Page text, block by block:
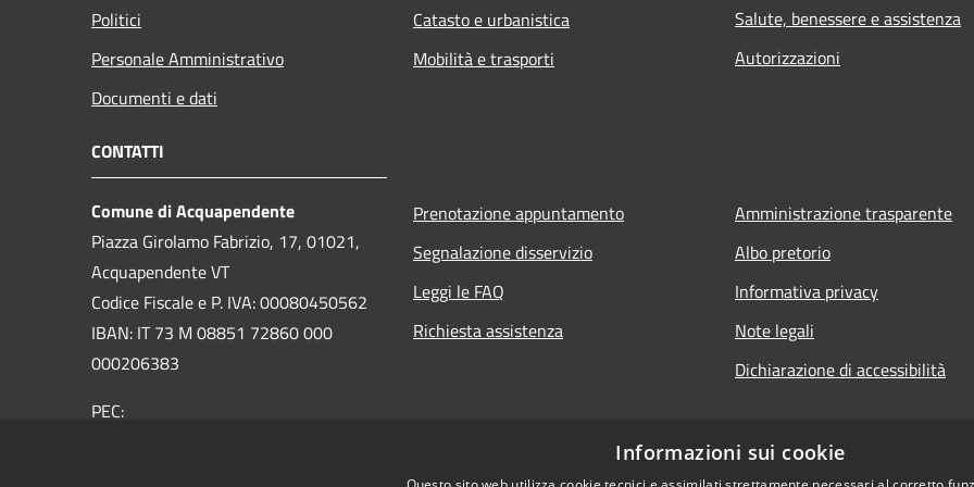
Politici
Personale Amministrativo
Documenti e dati
Catasto e urbanistica
Mobilità e trasporti
Salute, benessere e assistenza
Autorizzazioni
CONTATTI
Comune di Acquapendente
Piazza Girolamo Fabrizio, 17, 01021,
Acquapendente VT
Codice Fiscale e P. IVA: 00080450562
IBAN: IT 73 M 08851 72860 000
000206383
PEC:
Prenotazione appuntamento
Segnalazione disservizio
Leggi le FAQ
Richiesta assistenza
Amministrazione trasparente
Albo pretorio
Informativa privacy
Note legali
Dichiarazione di accessibilità
Informazioni sui cookie